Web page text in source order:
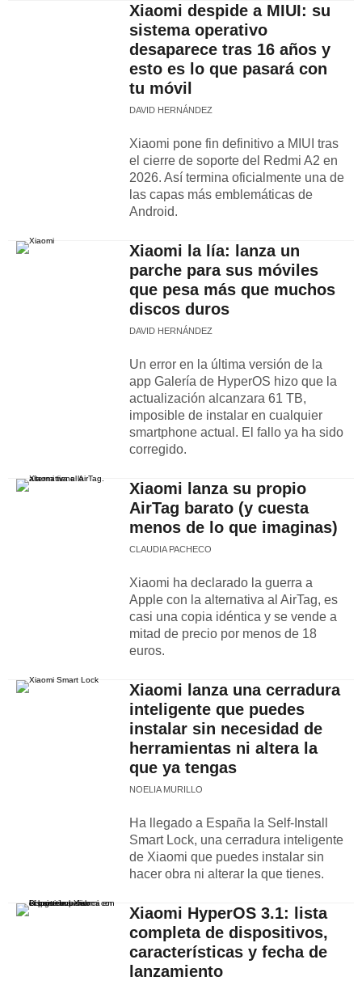
Xiaomi despide a MIUI: su
sistema operativo
desaparece tras 16 años y
esto es lo que pasará con
tu móvil
DAVID HERNÁNDEZ
Xiaomi pone fin definitivo a MIUI tras
el cierre de soporte del Redmi A2 en
2026. Así termina oficialmente una de
las capas más emblemáticas de
Android.
Xiaomi la lía: lanza un
parche para sus móviles
que pesa más que muchos
discos duros
DAVID HERNÁNDEZ
Un error en la última versión de la
app Galería de HyperOS hizo que la
actualización alcanzara 61 TB,
imposible de instalar en cualquier
smartphone actual. El fallo ya ha sido
corregido.
Xiaomi lanza su propio
AirTag barato (y cuesta
menos de lo que imaginas)
CLAUDIA PACHECO
Xiaomi ha declarado la guerra a
Apple con la alternativa al AirTag, es
casi una copia idéntica y se vende a
mitad de precio por menos de 18
euros.
Xiaomi lanza una cerradura
inteligente que puedes
instalar sin necesidad de
herramientas ni altera la
que ya tengas
NOELIA MURILLO
Ha llegado a España la Self-Install
Smart Lock, una cerradura inteligente
de Xiaomi que puedes instalar sin
hacer obra ni alterar la que tienes.
Xiaomi HyperOS 3.1: lista
completa de dispositivos,
características y fecha de
lanzamiento